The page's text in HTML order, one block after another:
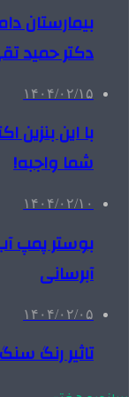
بیمارستان
دکتر حمید
۱۴۰۴/۰۲/۱۵
با این
شما واجبه!
۱۴۰۴/۰۲/۱۰
بوستر پمپ
آبرسانی
۱۴۰۴/۰۲/۰۵
تاثیر رنگ